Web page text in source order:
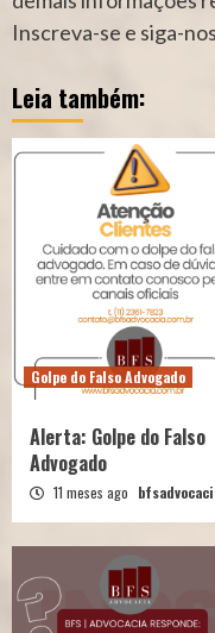
Inscreva-se e siga-
Leia também:
Golpe do Falso Advogado
Alerta: Golpe do Falso
Advogado
11 meses ago